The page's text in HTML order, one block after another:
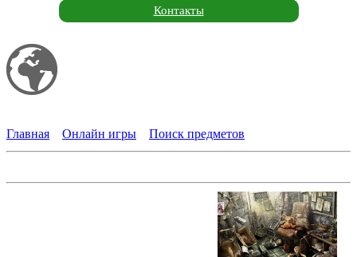
Контакты
Главная
Онлайн игры Поиск предметов